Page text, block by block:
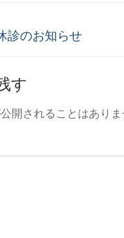
診のお知らせ
す
開されることはありま